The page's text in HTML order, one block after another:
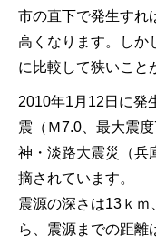
市の直下で発生すれ
高くなります。しか
に比較して狭いこと
2010年1月12日に発
震（Ｍ7.0、最大震
神・淡路大震災（兵
摘されています。
震源の深さは13ｋ
ら、震源までの距離